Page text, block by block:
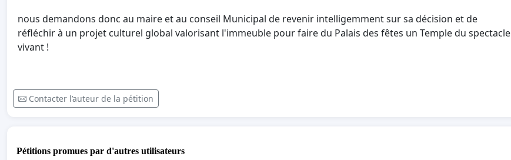
nous demandons donc au maire et au conseil Municipal de revenir intelligemment sur sa décision et de
réfléchir à un projet culturel global valorisant l'immeuble pour faire du Palais des fêtes un Temple du spectacle
vivant !
Contacter l’auteur de la pétition
Pétitions promues par d'autres utilisateurs